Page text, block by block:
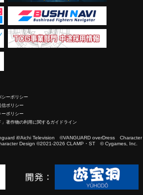
シーポリシー
信ポリシー
ーポリシー
」著作物の利用に関するガイドライン
if/Aichi Television ©VANGUARD overDress
Design ©2021-2026 CLAMP・ST © Cygames, Inc.